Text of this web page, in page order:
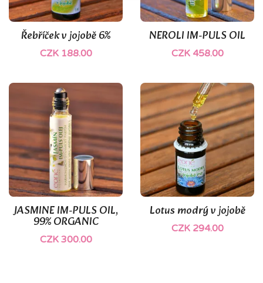
Řebříček v jojobě 6%
CZK 188.00
NEROLI IM-PULS OIL
CZK 458.00
JASMINE IM-PULS OIL,
99% ORGANIC
CZK 300.00
Lotus modrý v jojobě
CZK 294.00